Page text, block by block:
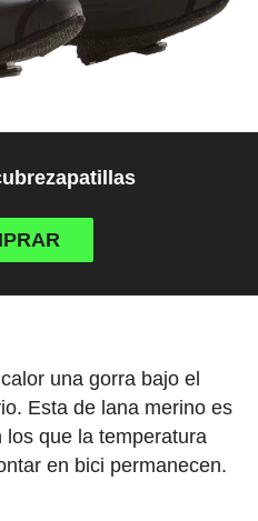
una gorra bajo el
Esta de lana merino es
que la temperatura
en bici permanecen.